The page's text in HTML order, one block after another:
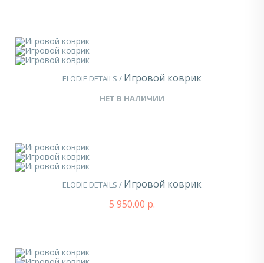
ELODIE DETAILS / Игровой коврик
НЕТ В НАЛИЧИИ
ELODIE DETAILS / Игровой коврик
5 950.00 р.